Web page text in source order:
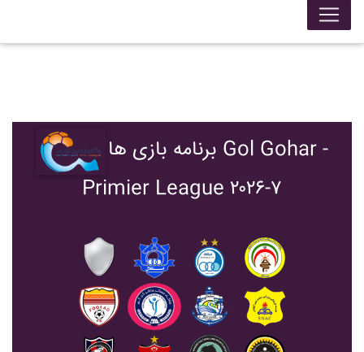
برنامه بازی ها Gol Gohar -
Primier League ۲۰۲۶-۷